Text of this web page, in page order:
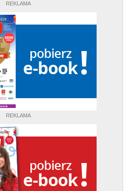
REKLAMA
REKLAMA